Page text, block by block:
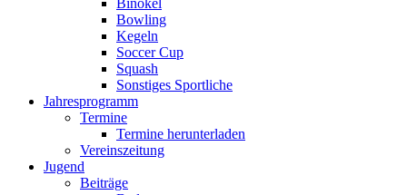
Bowling
Kegeln
Soccer Cup
Squash
Sonstiges Sportliche
Jahresprogramm
Termine
Termine herunterladen
Vereinszeitung
Jugend
Beiträge